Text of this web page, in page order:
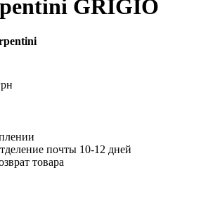
GRIGIO
почты 10-12 дней
товара